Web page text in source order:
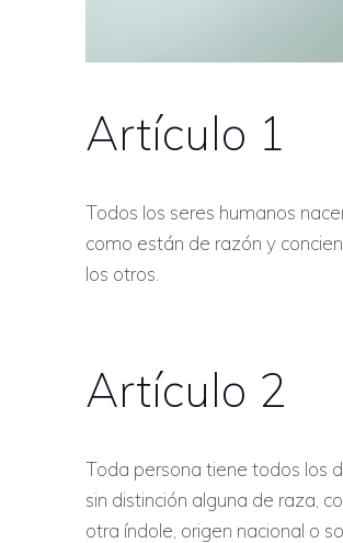
Artículo 1
Todos los seres humanos
como están de razón y
los otros.
Artículo 2
Toda persona tiene todos los
sin distinción alguna de raza,
otra índole, origen nacional o